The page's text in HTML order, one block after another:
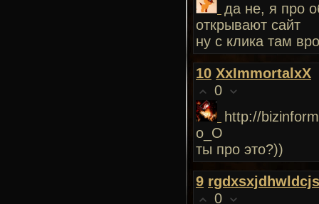
да не, я про
открывают сайт
ну с клика там
10 XxImmortalxX
0
http://
о_О
ты про это?))
9 rgdxsxjdhwldcjs
0